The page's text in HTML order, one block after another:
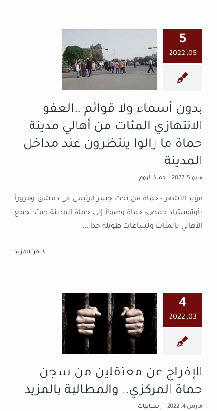
5
05, 2022
الانتهازي المئات
من أهالي مدينة
حماة ما زالوا
مداخل المدينة
حماة اليوم
بدون أسماء ولا قوائم ..العفو
الانتهازي المئات من أهالي مدينة
حماة ما زالوا ينتظرون عند مداخل
المدينة
مايو 5, 2022 حماة اليوم
مؤيد الأشقر - حماة من تحت جسر الرئيس في دمشق ومروراً
بأوتوستراد حمص- حماة وصولاً إلى حماة المدينة حيث تجمع
الأهالي بالمئات ولساعات طويلة جدا ...
4
03, 2022
معتقلين من
سجن حماة
المركزي..
والمطالبة
بالمزيد
الإفراج عن معتقلين من سجن
حماة المركزي.. والمطالبة بالمزيد
مارس 4, 2022 إنسانيات